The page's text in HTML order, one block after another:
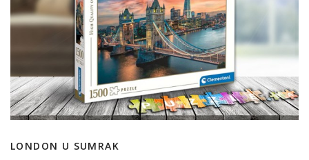
LONDON U SUMRAK